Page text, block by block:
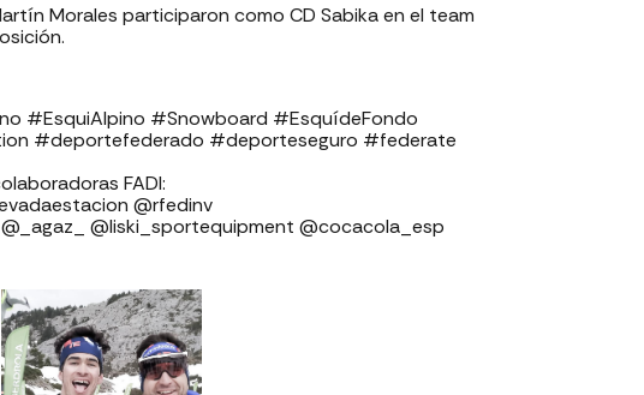
Morales participaron como CD Sabika en el team
#EsquiAlpino #Snowboard #EsquídeFondo
#deportefederado #deporteseguro #federate
FADI:
@rfedinv
@liski_sportequipment @cocacola_esp